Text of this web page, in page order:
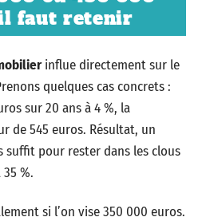
faut retenir
influe directement sur le
quelques cas concrets :
sur 20 ans à 4 %, la
de 545 euros. Résultat, un
suffit pour rester dans les clous
35 %.
si l’on vise 350 000 euros.